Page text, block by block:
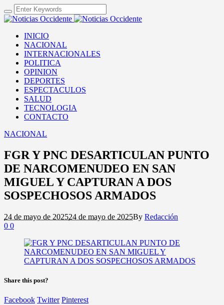
INICIO
NACIONAL
INTERNACIONALES
POLITICA
OPINION
DEPORTES
ESPECTACULOS
SALUD
TECNOLOGIA
CONTACTO
NACIONAL
FGR Y PNC DESARTICULAN PUNTO
DE NARCOMENUDEO EN SAN
MIGUEL Y CAPTURAN A DOS
SOSPECHOSOS ARMADOS
24 de mayo de 202524 de mayo de 2025By Redacción
0 0
Share this post?
Facebook Twitter Pinterest